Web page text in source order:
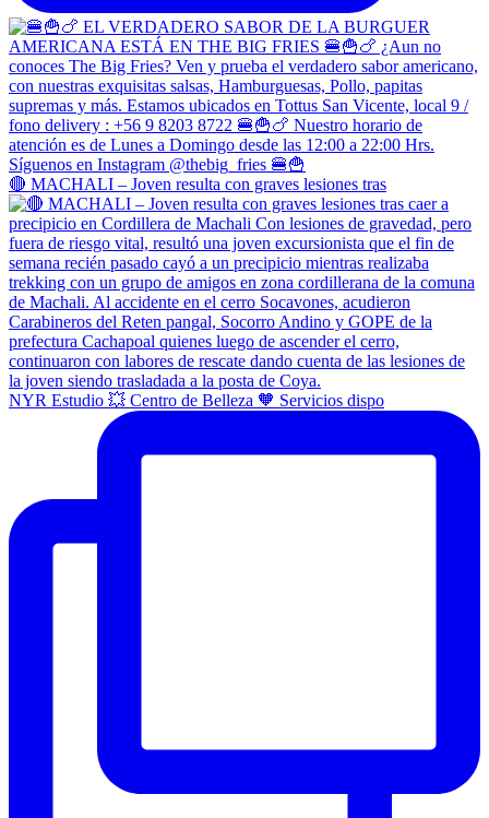
🔴 MACHALI – Joven resulta con graves lesiones tras
NYR Estudio 💥 Centro de Belleza 🧡 Servicios dispo